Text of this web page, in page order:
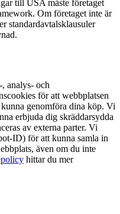
till USA måste företaget
Om företaget inte är
standardavtalsklausuler
analys- och
för att webbplatsen
genomföra dina köp. Vi
erbjuda dig skräddarsydda
av externa parter. Vi
ID) för att kunna samla in
även om du inte
hittar du mer